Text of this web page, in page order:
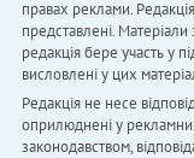
правах реклами.
представлені.
редакція бере участь у
висловлені у цих
Редакція не несе
оприлюднені у
законодавством,